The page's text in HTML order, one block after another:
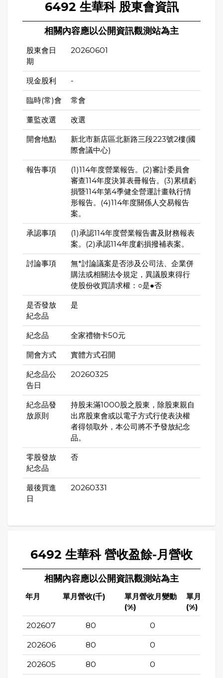
6492 生華科 股東會資訊
相關內容應以公開資訊觀測站為主
股東會日
期
20260601
現金股利 -
臨時(常)會 常會
董監改選 改選
開會地點
新北市新店區北新路三段223號2樓(國
際會議中心)
報告事項
(1)114年度營業報告。(2)審計委員會
審查114年度決算表冊報告。(3)累積虧
損暨114年第4季健全營運計畫執行情
形報告。(4)114年度關係人交易報告
案。
承認事項
(1)承認114年度營業報告書及財務報表
案。(2)承認114年度虧損撥補表案。
討論事項
無*討論議案是否涉及公司法、企業併
購法或相關法令規定，異議股東得行
使股份收買請求權：○是●否
是否發放
紀念品
是
紀念品 全家禮物卡50元
開會方式 實體方式召開
紀念品公
告日
20260325
紀念品發
放原則
持股未滿1000股之股東，除股東親自
出席股東會或以電子方式行使表決權
者得領取外，本公司將不予發放紀念
品。
零股發放
紀念品
否
最後買進
日
20260331
6492 生華科 營收盈餘-月營收
相關內容應以公開資訊觀測站為主
年月 單月營收(千)
單月營收月變動
(%)
單月營收
(%)
202607 80 0
202606 80 0
202605 80 0